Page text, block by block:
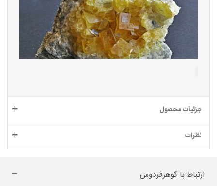
جزئیات محصول
نظرات
ارتباط با گوهرفردوس